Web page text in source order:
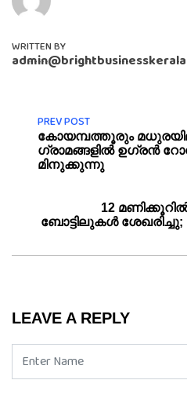
WRITTEN BY
admin@brightbusinesskerala
PREV POST
കോയമ്പത്തൂരും
ഗ്രാമങ്ങളിൽ ഉഗ്രൻ
മിനുക്കുന്നു
12
ബോട്ടിലുകൾ ശേഖരിച്ചു;
LEAVE A REPLY